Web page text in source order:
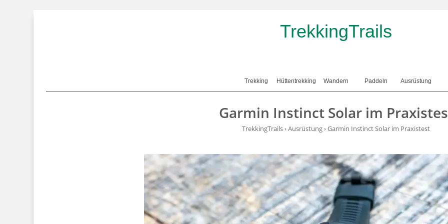
TrekkingTrails
Trekking Hüttentrekking Wandern Paddeln Ausrüstung
Garmin Instinct Solar im
TrekkingTrails›Ausrüstung›Garmin Instinct Solar im Praxistest